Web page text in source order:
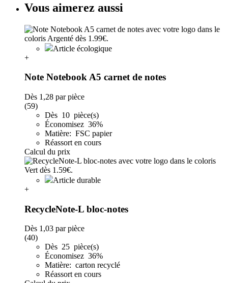
Vous aimerez aussi
Article écologique
+
Note Notebook A5 carnet de notes
Dès 1,28 par pièce
(59)
Dès 10 pièce(s)
Économisez 36%
Matière: FSC papier
Réassort en cours
Calcul du prix
Article durable
+
RecycleNote-L bloc-notes
Dès 1,03 par pièce
(40)
Dès 25 pièce(s)
Économisez 36%
Matière: carton recyclé
Réassort en cours